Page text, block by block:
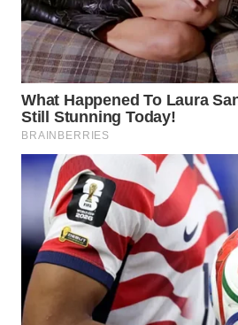
SOLO
WN
BOROBUDUR
WN
MADURA
WN
SURABAYA
WN
NATUNA
WN